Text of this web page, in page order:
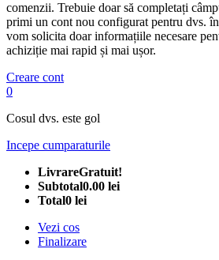
comenzii. Trebuie doar să completați
primi un cont nou configurat pentru dvs.
vom solicita doar informațiile necesare
achiziție mai rapid și mai ușor.
Creare cont
0
Cosul dvs. este gol
Incepe cumparaturile
LivrareGratuit!
Subtotal0.00 lei
Total0 lei
Vezi cos
Finalizare